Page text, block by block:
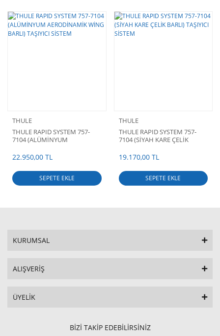
THULE
THULE RAPID SYSTEM 757-
7104 (ALÜMİNYUM
TAŞIYICI SİSTEM
22.950,00 TL
SEPETE EKLE
THULE
THULE RAPID SYSTEM 757-
7104 (SİYAH KARE ÇELİK
19.170,00 TL
SEPETE EKLE
KURUMSAL
ALIŞVERİŞ
ÜYELİK
BİZİ TAKİP EDEBİLİRSİNİZ